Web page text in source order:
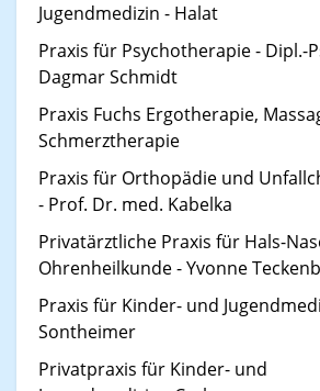
Jugendmedizin - Halat
Praxis für Psychotherapie - Dipl.-
Dagmar Schmidt
Praxis Fuchs Ergotherapie,
Schmerztherapie
Praxis für Orthopädie und
- Prof. Dr. med. Kabelka
Privatärztliche Praxis für Hals-
Ohrenheilkunde - Yvonne
Praxis für Kinder- und
Sontheimer
Privatpraxis für Kinder- und